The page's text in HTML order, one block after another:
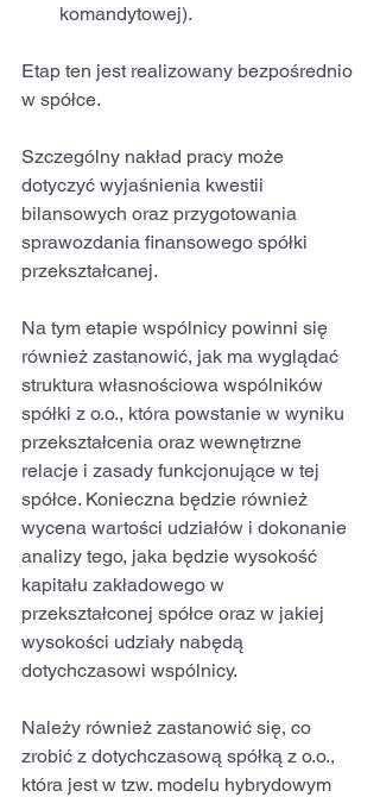
komandytowej).
Etap ten jest realizowany bezpośrednio
w spółce.
Szczególny nakład pracy może
dotyczyć wyjaśnienia kwestii
bilansowych oraz przygotowania
sprawozdania finansowego spółki
przekształcanej.
Na tym etapie wspólnicy powinni się
również zastanowić, jak ma wyglądać
struktura własnościowa wspólników
spółki z o.o., która powstanie w wyniku
przekształcenia oraz wewnętrzne
relacje i zasady funkcjonujące w tej
spółce. Konieczna będzie również
wycena wartości udziałów i dokonanie
analizy tego, jaka będzie wysokość
kapitału zakładowego w
przekształconej spółce oraz w jakiej
wysokości udziały nabędą
dotychczasowi wspólnicy.
Należy również zastanowić się, co
zrobić z dotychczasową spółką z o.o.,
która jest w tzw. modelu hybrydowym